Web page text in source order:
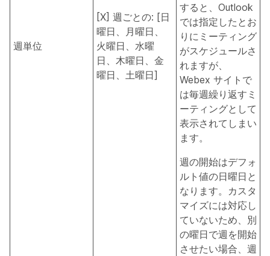
週単位
[X] 週ごとの: [日
曜日、月曜日、
火曜日、水曜
日、木曜日、金
曜日、土曜日]
すると、Outlook
では指定したとお
りにミーティング
がスケジュールさ
れますが、
Webex サイトで
は毎週繰り返すミ
ーティングとして
表示されてしまい
ます。
週の開始はデフォ
ルト値の日曜日と
なります。カスタ
マイズには対応し
ていないため、別
の曜日で週を開始
させたい場合、週